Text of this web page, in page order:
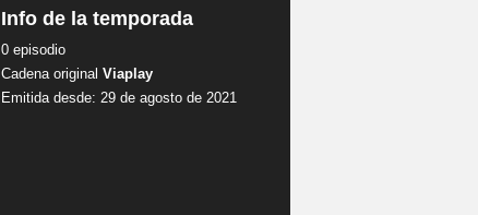
Info de la temporada
0 episodio
Cadena original Viaplay
Emitida desde: 29 de agosto de 2021